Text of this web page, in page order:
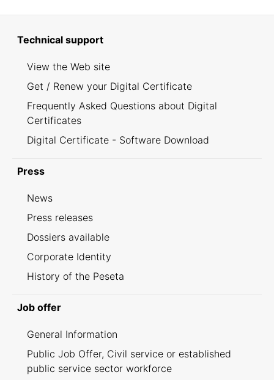
Technical support
View the Web site
Get / Renew your Digital Certificate
Frequently Asked Questions about Digital
Certificates
Digital Certificate - Software Download
Press
News
Press releases
Dossiers available
Corporate Identity
History of the Peseta
Job offer
General Information
Public Job Offer, Civil service or established
public service sector workforce